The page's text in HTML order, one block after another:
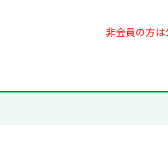
非会員の方は